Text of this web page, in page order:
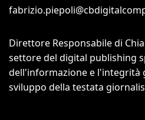
Direttore Responsabile di
settore del digital publishing
dell'informazione e l'integrità
sviluppo della testata